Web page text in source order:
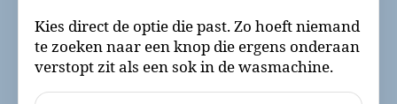
Kies direct de optie die past. Zo hoeft niemand
te zoeken naar een knop die ergens onderaan
verstopt zit als een sok in de wasmachine.